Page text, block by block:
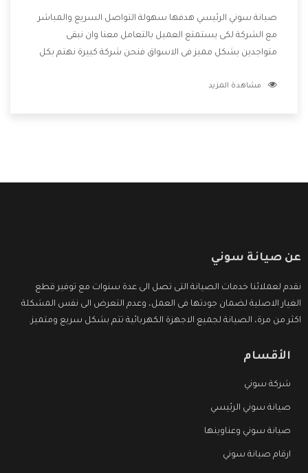
صيانة سوني الرئيسي هدفها سهولة التواصل السريع والمباشر
مع الشركة لكى يستمتع العميل بالتعامل معنا وان نبقى
متواجدين بشكل مميز فى الاسواق فنحن شركة كبيرة نهتم بكل
الشركة بها والتى تكون منها خدمة الصيانة التى تكون من أهم
مشاهدة المزيد
عن صيانة سوني
نقدم لعملائنا خدمات الصيانة التى تصل الى عدة سنوات مع توفير قطع
الغيار الاصلية لضمان جودتها فى العمل، وعدم التعرض الى نفس المشكلة
اكثر من مرة، الصيانة لجميع الاجهزة الكهربائية تتم بشكل سريع ومتميز.
الأقسام
شركة سوني
صيانة سوني الرئيسي
صيانة سوني وعناوينها
ارقام صيانة سوني